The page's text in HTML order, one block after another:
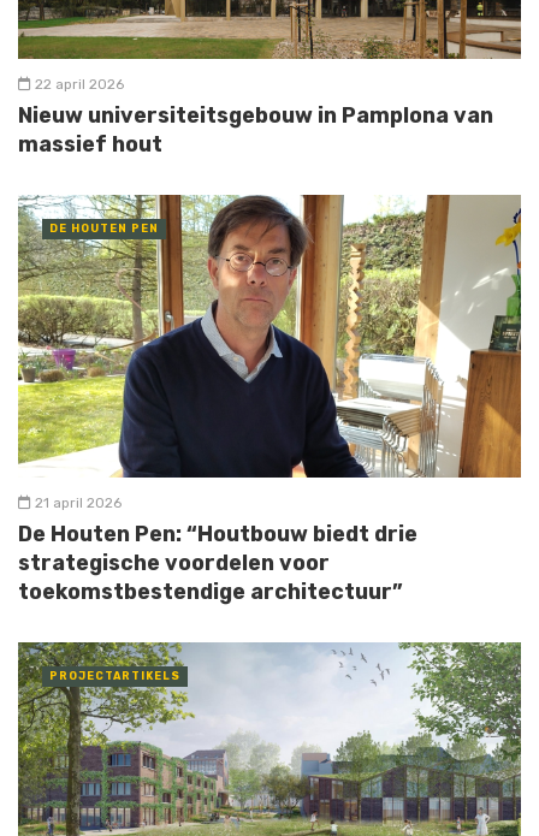
22 april 2026
Nieuw universiteitsgebouw in Pamplona van
massief hout
DE HOUTEN PEN
21 april 2026
De Houten Pen: “Houtbouw biedt drie
strategische voordelen voor
toekomstbestendige architectuur”
PROJECTARTIKELS